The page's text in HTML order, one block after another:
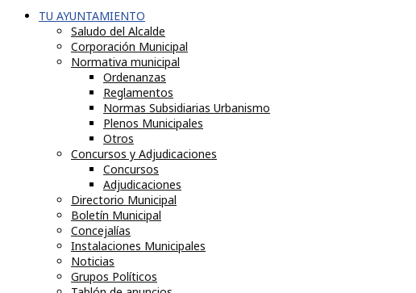
TU AYUNTAMIENTO
Saludo del Alcalde
Corporación Municipal
Normativa municipal
Ordenanzas
Reglamentos
Normas Subsidiarias Urbanismo
Plenos Municipales
Otros
Concursos y Adjudicaciones
Concursos
Adjudicaciones
Directorio Municipal
Boletín Municipal
Concejalías
Instalaciones Municipales
Noticias
Grupos Políticos